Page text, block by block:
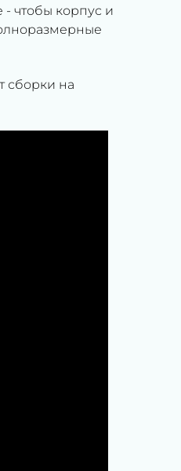
- чтобы корпус и
сборки на